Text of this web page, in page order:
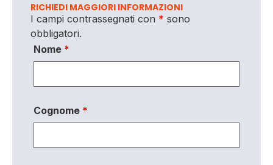
RICHIEDI MAGGIORI INFORMAZIONI
I campi contrassegnati con * sono
obbligatori.
Nome *
Cognome *